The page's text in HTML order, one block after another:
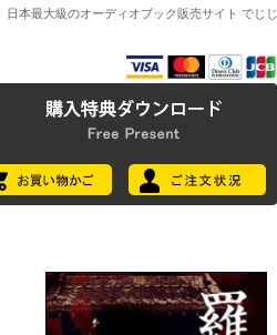
日本最大級のオーディオブック販売サイト でじじ